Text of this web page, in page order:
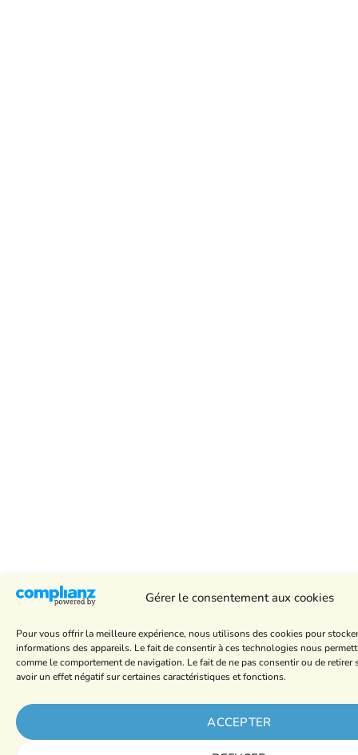
Gérer le consentement aux cookies
Pour vous offrir la meilleure expérience, nous utilisons des cookies pour
informations des appareils. Le fait de consentir à ces technologies nous
comme le comportement de navigation. Le fait de ne pas consentir ou de retirer
avoir un effet négatif sur certaines caractéristiques et fonctions.
ACCEPTER